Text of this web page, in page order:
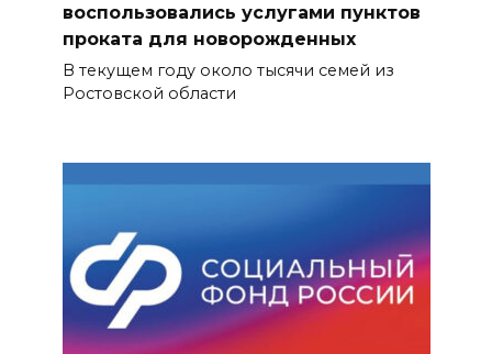
воспользовались услугами пунктов
проката для новорожденных
В текущем году около тысячи семей из
Ростовской области